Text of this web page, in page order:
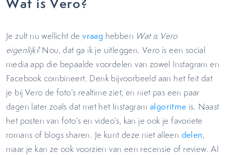
Je zult nu wellicht devraag hebben Wat is Vero
eigenlijk?Nou, dat ga ik je uitleggen. Vero is een social
media app die bepaalde voordelen van zowel Instagram en
Facebook combineert. Denk bijvoorbeeld aan het feit dat
je bij Vero de foto’s realtime ziet, en niet pas een paar
dagen later zoals dat met het Instagram algoritme is. Naast
het posten van foto’s en video’s, kan je ook je favoriete
romans of blogs sharen. Je kunt deze niet alleen delen,
maar je kan ze ook voorzien van een recensie of review. Al